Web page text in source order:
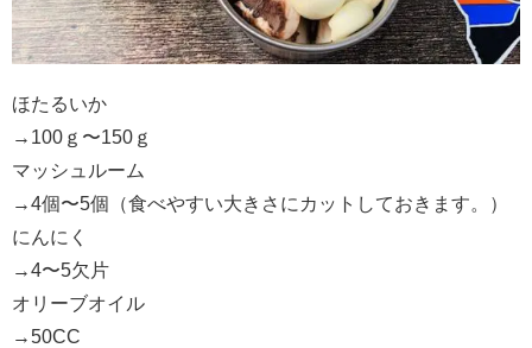
ほたるいか
→100ｇ〜150ｇ
マッシュルーム
→4個〜5個（食べやすい大きさにカットしておきます。）
にんにく
→4〜5欠片
オリーブオイル
→50CC